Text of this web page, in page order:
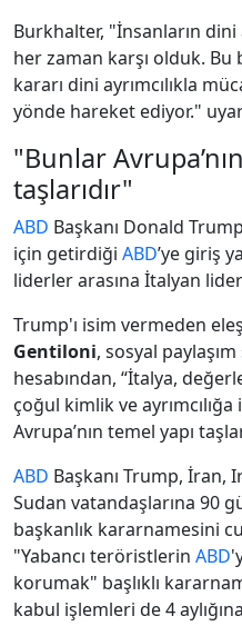
Burkhalter, "İnsanların dini
her zaman karşı olduk. Bu
kararı dini ayrımcılıkla
yönde hareket ediyor."
"Bunlar
taşlarıdır"
ABD Başkanı Donald
için getirdiği ABD’ye giriş
liderler arasına İtalyan lider
Trump'ı isim vermeden
Gentiloni, sosyal
hesabından, “İtalya,
çoğul kimlik ve
Avrupa’nın temel yapı
ABD Başkanı Trump, İran,
Sudan vatandaşlarına 90
başkanlık kararnamesini
"Yabancı teröristlerin ABD
korumak" başlıklı
kabul işlemleri de 4 aylığına